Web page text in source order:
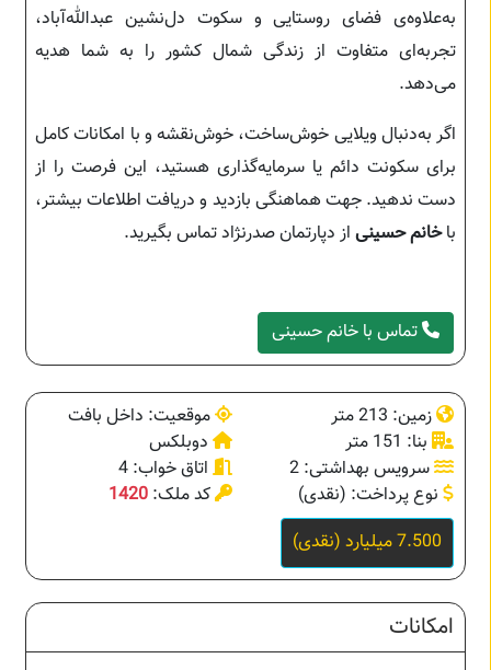
به‌علاوه‌ی فضای روستایی و سکوت دل‌نشین عبدالله‌آباد،
تجربه‌ای متفاوت از زندگی شمال کشور را به شما هدیه
می‌دهد.
اگر به‌دنبال ویلایی خوش‌ساخت، خوش‌نقشه و با امکانات کامل
برای سکونت دائم یا سرمایه‌گذاری هستید، این فرصت را از
دست ندهید. جهت هماهنگی بازدید و دریافت اطلاعات بیشتر،
باخانم حسینی از دپارتمان صدرنژاد تماس بگیرید.
تماس با خانم حسینی
زمین: 213 متر
موقعیت: داخل بافت
بنا: 151 متر
دوبلکس
سرویس بهداشتی: 2
اتاق خواب: 4
نوع پرداخت: (نقدی)
کد ملک: 1420
7.500 میلیارد (نقدی)
امکانات